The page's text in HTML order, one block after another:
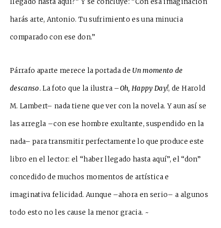
llegado hasta aquí?” Y se concluye: “Con esa imaginación
harás arte, Antonio. Tu sufrimiento es una minucia
comparado con ese don.”
Párrafo aparte merece la portada de Un momento de
descanso. La foto que la ilustra –Oh, Happy Day!, de Harold
M. Lambert– nada tiene que ver con la novela. Y aun así se
las arregla –con ese hombre exultante, suspendido en la
nada– para transmitir perfectamente lo que produce este
libro en el lector: el “haber llegado hasta aquí”, el “don”
concedido de muchos momentos de artística e
imaginativa felicidad. Aunque –ahora en serio– a algunos
todo esto no les cause la menor gracia. ~